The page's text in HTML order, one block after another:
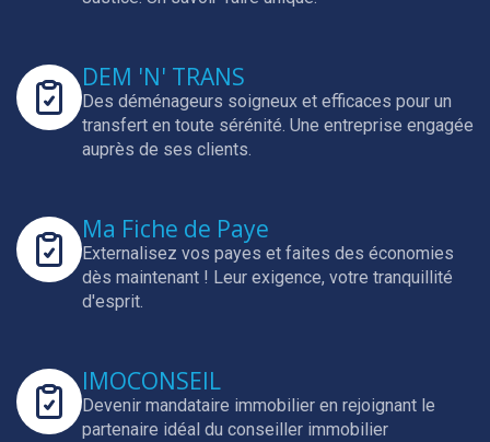
DEM 'N' TRANS
Des déménageurs soigneux et efficaces pour un
transfert en toute sérénité. Une entreprise engagée
auprès de ses clients.
Ma Fiche de Paye
Externalisez vos payes et faites des économies
dès maintenant ! Leur exigence, votre tranquillité
d'esprit.
IMOCONSEIL
Devenir mandataire immobilier en rejoignant le
partenaire idéal du conseiller immobilier